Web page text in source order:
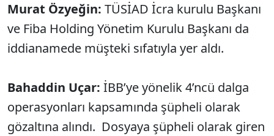
Murat Özyeğin: TÜSİAD İcra kurulu Başkanı
ve Fiba Holding Yönetim Kurulu Başkanı da
iddianamede müşteki sıfatıyla yer aldı.
Bahaddin Uçar: İBB’ye yönelik 4’ncü dalga
operasyonları kapsamında şüpheli olarak
gözaltına alındı. Dosyaya şüpheli olarak giren